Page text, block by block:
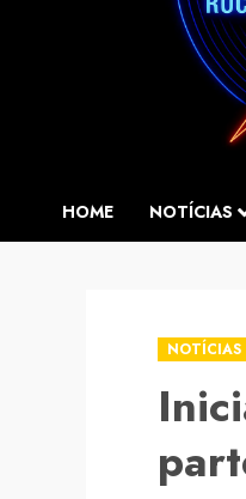
HOME NOTÍCIAS
NOTÍCIAS